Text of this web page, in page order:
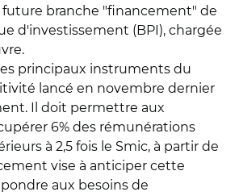
future branche "financement" de
d'investissement (BPI), chargée
principaux instruments du
lancé en novembre dernier
Il doit permettre aux
6% des rémunérations
à 2,5 fois le Smic, à partir de
vise à anticiper cette
aux besoins de